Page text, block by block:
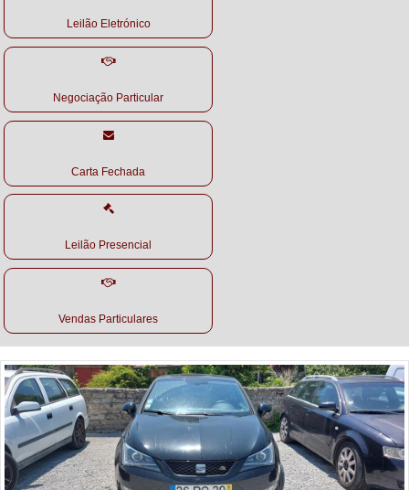
Leilão Eletrónico
Negociação Particular
Carta Fechada
Leilão Presencial
Vendas Particulares